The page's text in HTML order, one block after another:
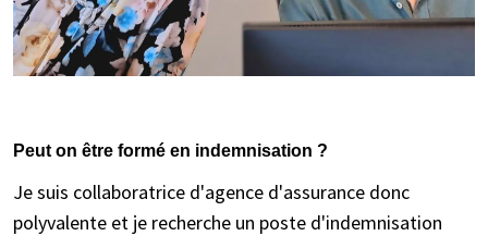
Peut on être formé en indemnisation ?
Je suis collaboratrice d'agence d'assurance donc
polyvalente et je recherche un poste d'indemnisation